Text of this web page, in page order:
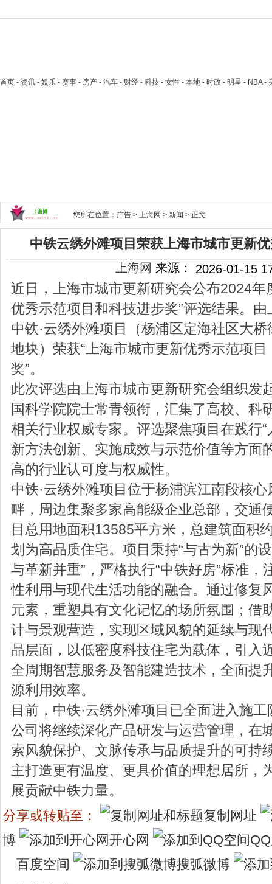
首页 - 资讯 - 娱乐 - 赛事 - 房产 - 汽车 - 财经 - 科技 - 女性 - 本地 - 时政 - 明星 - NBA
您所在位置： 广告 > 上海网 > 新闻 > 正文
中铁云绣外滩项目荣获上海市城市更新
上海网 来源： 2026-01-15
近日，上海市城市更新研究会公布2024年
优秀示范项目和科技进步奖”评选结果。
中铁·云绣外滩项目（杨浦区定海社区大
地块）荣获“上海市城市更新优秀示范项
奖”。
此次评选由上海市城市更新研究会组织发
国科学院院士常青领衔，汇集了高校、科
相关行业权威专家。评选聚焦项目在践行“
新方法创新、实施成效与示范价值等方面
高的行业认可度与权威性。
中铁·云绣外滩项目位于杨浦滨江南段核
畔，周边集聚多家高能级企业总部，交通
目总用地面积13585平方米，总建筑面积
划为高品质住宅。项目秉持“与古为新”的
与革新并重”，严格执行“中铁好房”标准，
性利用与现代生活功能的融合。通过修复
元素，重塑具有文化记忆的场所氛围；借
计与景观营造，实现区域风貌的延续与现
品层面，以低密度科技住宅为载体，引入
全周期智慧服务及智能建造技术，全面提
源利用效率。
目前，中铁·云绣外滩项目已全面进入施
公司将继续深化产品研发与运营管理，在
索风貌保护、文脉传承与品质提升的可持
主打造更有温度、更具价值的理想居所，
展贡献中铁力量。
分享或转贴至：
复制网址
博
开心网
百度空间
搜弧微博